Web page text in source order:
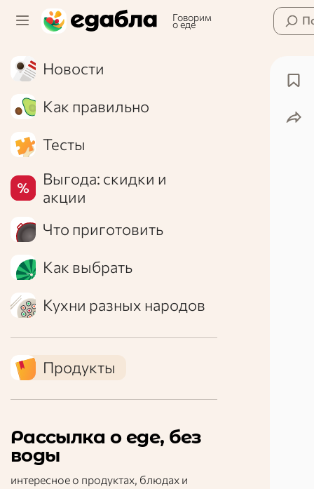
Говорим
о еде
Новости
Как правильно
Тесты
Выгода: скидки и
акции
Что приготовить
Как выбрать
Кухни разных народов
Продукты
Рассылка о еде, без
воды
интересное о продуктах, блюдах и